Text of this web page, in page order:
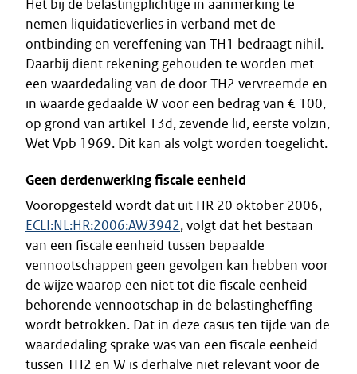
Het bij de belastingplichtige in aanmerking te
nemen liquidatieverlies in verband met de
ontbinding en vereffening van TH1 bedraagt nihil.
Daarbij dient rekening gehouden te worden met
een waardedaling van de door TH2 vervreemde en
in waarde gedaalde W voor een bedrag van € 100,
op grond van artikel 13d, zevende lid, eerste volzin,
Wet Vpb 1969. Dit kan als volgt worden toegelicht.
Geen derdenwerking fiscale eenheid
Vooropgesteld wordt dat uit HR 20 oktober 2006,
ECLI:NL:HR:2006:AW3942, volgt dat het bestaan
van een fiscale eenheid tussen bepaalde
vennootschappen geen gevolgen kan hebben voor
de wijze waarop een niet tot die fiscale eenheid
behorende vennootschap in de belastingheffing
wordt betrokken. Dat in deze casus ten tijde van de
waardedaling sprake was van een fiscale eenheid
tussen TH2 en W is derhalve niet relevant voor de